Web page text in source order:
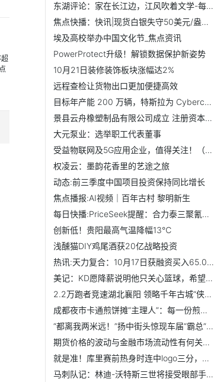
东湖评论：家在长江边，江风吹着文学-每日消息
焦点快播：快讯|现货白银失守50美元/盎司，日内跌4.36%。
埃及高校举办中国文化节_焦点资讯
PowerProtect升级！解锁数据保护新姿势
10月21日装修装饰板块涨幅达2%
远程查检让货物出口更加便捷高效
目标年产能 200 万辆，特斯拉为 Cybercab 生产招聘关键人员-焦点速读
景县云舟橡塑制品有限公司成立 注册资本10万人民币 实时
大元泵业：选举职工代表董事
受益物联网及5G应用企业，值得关注！（2025/10/20） 每日播报
权凌云：墨韵花香里的艺途之旅
动态:前三季度中国项目投资保持同比增长
焦点播报:AI视频｜百年古村 黎明新生
每日快播:PriceSeek提醒：合力泰三聚氰胺报价下降50元
创新低！贵阳最高气温降幅13℃
浅醺猫DIY鸡尾酒获20亿战略投资
热讯:天力复合：10月17日获融资买入65.01万元
美记：KD愿降薪说明他只关心篮球，希望把火箭打造成顶级队_每...
2.2万跑者竞速湖北襄阳 领略千年古城“侠义之美”|最新消息
成都夜市卡通煎饼摊“主理人”：每一份煎饼都是一次创作
“都离我两米远！”扬中街头惊现车届“霸总”，怎么个事儿|聚...
期货价格的波动与金融市场流动性有何关联和影响机制及传导路...
就是准！库里赛前热身时连中logo三分，轻松写意_看点
马刺队记：林迪-沃特斯三世将接受眼部手术 有望在赛季首周回归